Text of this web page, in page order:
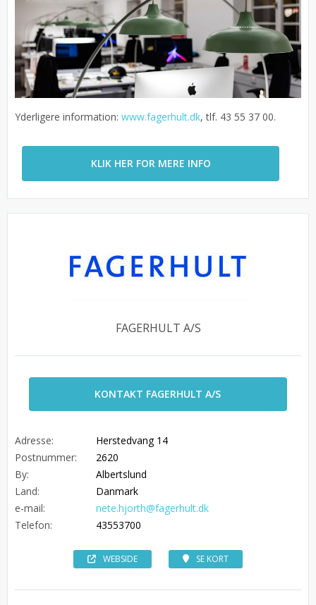
Yderligere information: www.fagerhult.dk, tlf. 43 55 37 00.
KLIK HER FOR MERE INFO
FAGERHULT A/S
KONTAKT FAGERHULT A/S
Adresse:
Herstedvang 14
Postnummer:
2620
By:
Albertslund
Land:
Danmark
e-mail:
nete.hjorth@fagerhult.dk
Telefon:
43553700
WEBSIDE SE KORT